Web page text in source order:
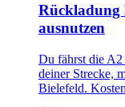
Rückladung
ausnutzen
Du fährst die
deiner Strecke,
Bielefeld.